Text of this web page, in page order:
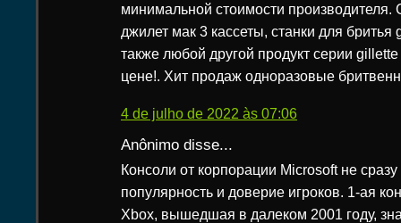
минимальной стоимости производителя.
джилет мак 3 кассеты, станки для бритья
также любой другой продукт серии
цене!. Хит продаж одноразовые
4 de julho de 2022 às 07:06
Anônimo disse...
Консоли от корпорации Microsoft не
популярность и доверие игроков. 1-ая
Xbox, вышедшая в далеком 2001 году,